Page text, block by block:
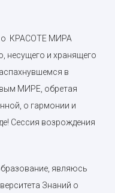
о КРАСОТЕ МИРА
и хранящего
в
МИРЕ, обретая
о гармонии и
Сессия возрождения
являюсь
Знаний о